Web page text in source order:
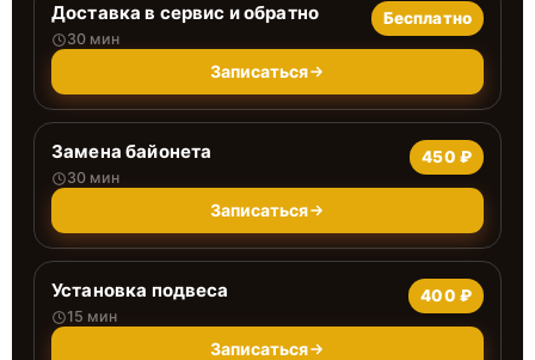
Доставка в сервис и обратно
30 мин
Бесплатно
Записаться
Замена байонета
30 мин
450 ₽
Записаться
Установка подвеса
15 мин
400 ₽
Записаться